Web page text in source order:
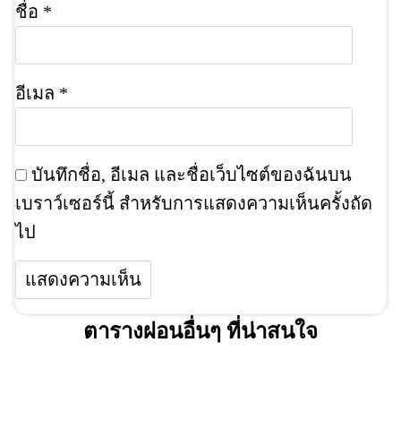
ชื่อ *
อีเมล *
บันทึกชื่อ, อีเมล และชื่อเว็บไซต์ของฉันบน
เบราว์เซอร์นี้ สำหรับการแสดงความเห็นครั้งถัด
ไป
ตารางผ่อนอื่นๆ ที่น่าสนใจ